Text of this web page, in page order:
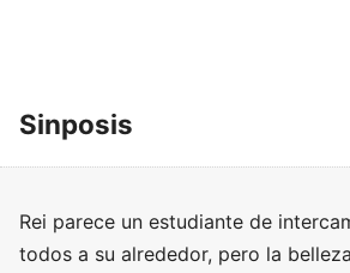
Sinposis
Rei parece un estudiante de
todos a su alrededor, pero la